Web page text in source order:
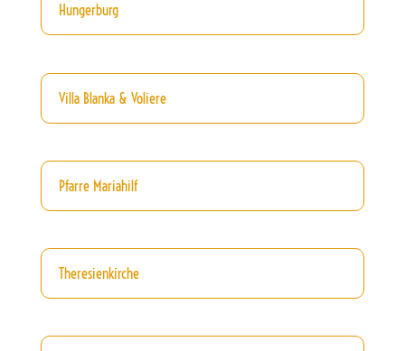
Hungerburg
Villa Blanka & Voliere
Pfarre Mariahilf
Theresienkirche